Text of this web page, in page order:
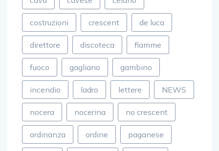
costruzioni crescent de luca
direttore discoteca fiamme
fuoco gagliano gambino
incendio ladro lettere NEWS
nocera nocerina no crescent
ordinanza ordine paganese